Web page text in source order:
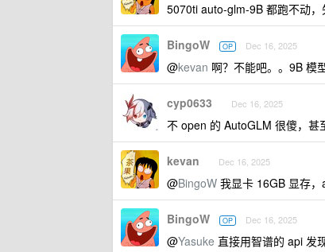
5070ti auto-glm-9B 都跑不动，
BingoW OP Dec 16, 2025
@kevan 啊？不能吧。。9B 模
cyp0633 Dec 16, 2025
不 open 的 AutoGLM 很傻，甚
kevan Dec 16, 2025
@BingoW 我显卡 16GB 显存
BingoW OP Dec 16, 2025
@Yasuke 直接用智谱的 api 发